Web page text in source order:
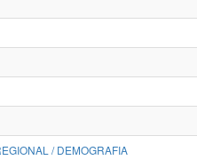
/ DEMOGRAFIA